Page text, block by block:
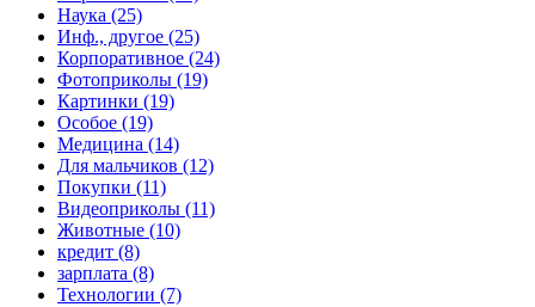
Наука (25)
Инф., другое (25)
Корпоративное (24)
Фотоприколы (19)
Картинки (19)
Особое (19)
Медицина (14)
Для мальчиков (12)
Покупки (11)
Видеоприколы (11)
Животные (10)
кредит (8)
зарплата (8)
Технологии (7)